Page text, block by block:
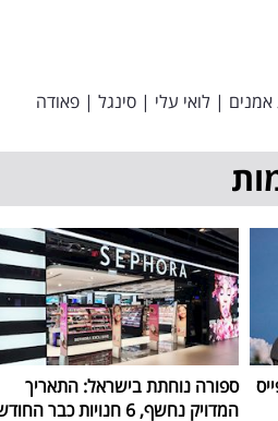
אמנים | לואי עלי | סינגל | פאודה
ספורה נוחתת בישראל: התאריך
המדויק נחשף, 6 חנויות כבר החודש